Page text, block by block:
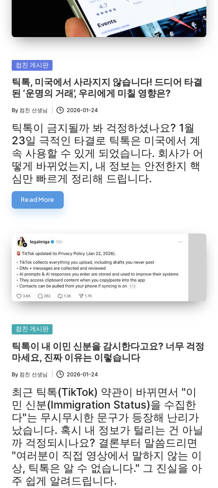
Posted
in
컴친 게시판
틱톡, 미국에서 사라지지 않습니다! 드디어 타결
된 ‘운명의 거래’, 우리에게 미칠 영향은?
Posted
by
By 컴친 선생님 2026-01-24
틱톡이 금지될까 봐 걱정하셨나요? 1월
23일 극적인 타결로 틱톡은 미국에서 계
속 사용할 수 있게 되었습니다. 회사가 어
떻게 바뀌었는지, 내 정보는 안전한지 핵
심만 빠르게 정리해 드립니다.
Read More
Posted
in
컴친 게시판
틱톡이 내 이민 신분을 감시한다고요? 너무 걱정
마세요, 진짜 이유는 이렇습니다
Posted
by
By 컴친 선생님 2026-01-24
최근 틱톡(TikTok) 약관이 바뀌면서 "이
민 신분(Immigration Status)을 수집한
다"는 무시무시한 문구가 등장해 난리가
났습니다. 혹시 내 정보가 털리는 건 아닐
까 걱정되시나요? 결론부터 말씀드리면
"여러분이 직접 영상에서 말하지 않는 이
상, 틱톡은 알 수 없습니다." 그 진실을 아
주 쉽게 알려드립니다.